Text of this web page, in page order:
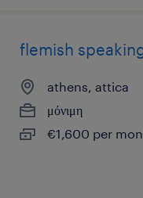
flemish
athens, attica
μόνιμη
€1,600 per